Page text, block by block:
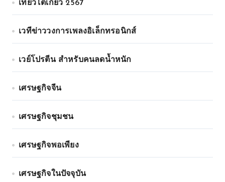
เที่ยวโตเกียว 2567
เวทีข่าววงการเพลงอิเล็กทรอนิกส์
เวย์โปรตีน สำหรับคนลดน้ำหนัก
เศรษฐกิจจีน
เศรษฐกิจชุมชน
เศรษฐกิจพอเพียง
เศรษฐกิจในปัจจุบัน